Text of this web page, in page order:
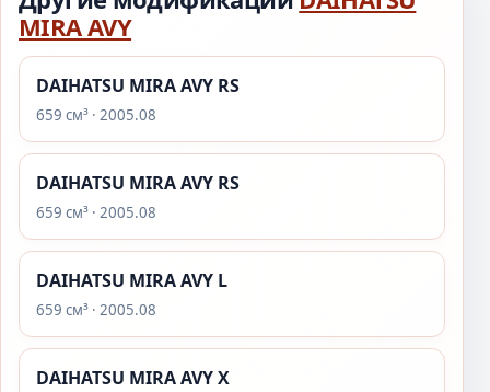
MIRA AVY
DAIHATSU MIRA AVY RS
659 см³ · 2005.08
DAIHATSU MIRA AVY RS
659 см³ · 2005.08
DAIHATSU MIRA AVY L
659 см³ · 2005.08
DAIHATSU MIRA AVY X